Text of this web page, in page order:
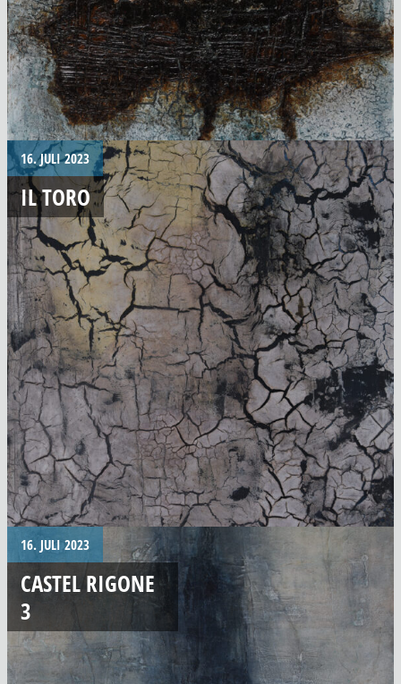
16. JULI 2023
IL TORO
16. JULI 2023
CASTEL RIGONE
3